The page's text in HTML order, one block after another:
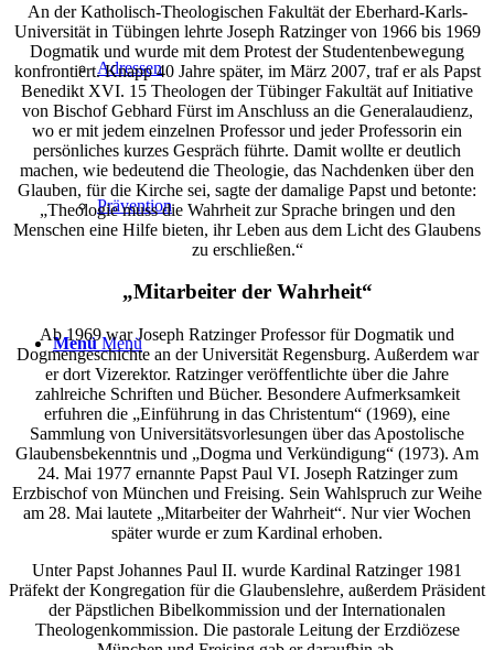
Adressen
Prävention
Menü Menü
An der Katholisch-Theologischen Fakultät der Eberhard-Karls-
Universität in Tübingen lehrte Joseph Ratzinger von 1966 bis 1969
Dogmatik und wurde mit dem Protest der Studentenbewegung
konfrontiert. Knapp 40 Jahre später, im März 2007, traf er als Papst
Benedikt XVI. 15 Theologen der Tübinger Fakultät auf Initiative
von Bischof Gebhard Fürst im Anschluss an die Generalaudienz,
wo er mit jedem einzelnen Professor und jeder Professorin ein
persönliches kurzes Gespräch führte. Damit wollte er deutlich
machen, wie bedeutend die Theologie, das Nachdenken über den
Glauben, für die Kirche sei, sagte der damalige Papst und betonte:
„Theologie muss die Wahrheit zur Sprache bringen und den
Menschen eine Hilfe bieten, ihr Leben aus dem Licht des Glaubens
zu erschließen.“
„Mitarbeiter der Wahrheit“
Ab 1969 war Joseph Ratzinger Professor für Dogmatik und
Dogmengeschichte an der Universität Regensburg. Außerdem war
er dort Vizerektor. Ratzinger veröffentlichte über die Jahre
zahlreiche Schriften und Bücher. Besondere Aufmerksamkeit
erfuhren die „Einführung in das Christentum“ (1969), eine
Sammlung von Universitätsvorlesungen über das Apostolische
Glaubensbekenntnis und „Dogma und Verkündigung“ (1973). Am
24. Mai 1977 ernannte Papst Paul VI. Joseph Ratzinger zum
Erzbischof von München und Freising. Sein Wahlspruch zur Weihe
am 28. Mai lautete „Mitarbeiter der Wahrheit“. Nur vier Wochen
später wurde er zum Kardinal erhoben.
Unter Papst Johannes Paul II. wurde Kardinal Ratzinger 1981
Präfekt der Kongregation für die Glaubenslehre, außerdem Präsident
der Päpstlichen Bibelkommission und der Internationalen
Theologenkommission. Die pastorale Leitung der Erzdiözese